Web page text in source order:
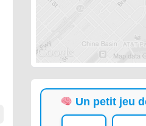
Un petit jeu